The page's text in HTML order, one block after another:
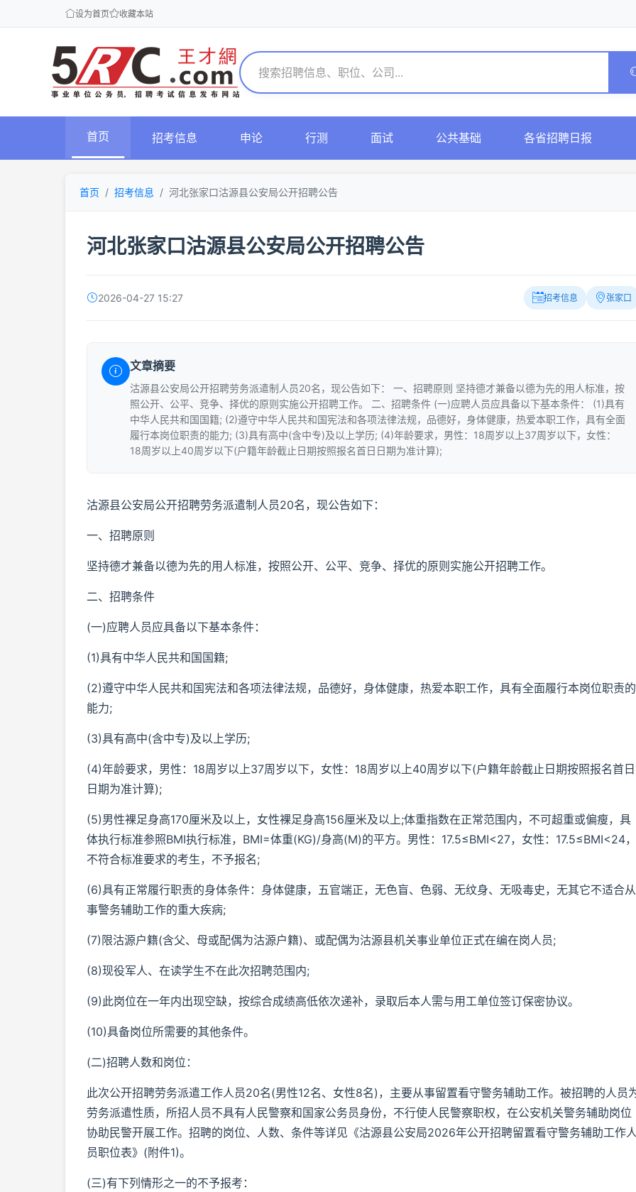
设为首页 收藏本站
首页 招考信息 申论 行测 面试 公共基础 各省招聘日报
首页 招考信息 河北张家口沽源县公安局公开招聘公告
河北张家口沽源县公安局公开招聘公告
2026-04-27 15:27 招考信息 张家口
文章摘要
沽源县公安局公开招聘劳务派遣制人员20名，现公告如下： 一、招聘原则 坚持德才兼备以德为先的用人标准，按
照公开、公平、竞争、择优的原则实施公开招聘工作。 二、招聘条件 (一)应聘人员应具备以下基本条件： (1)具有
中华人民共和国国籍; (2)遵守中华人民共和国宪法和各项法律法规，品德好，身体健康，热爱本职工作，具有全面
履行本岗位职责的能力; (3)具有高中(含中专)及以上学历; (4)年龄要求，男性：18周岁以上37周岁以下，女性：
18周岁以上40周岁以下(户籍年龄截止日期按照报名首日日期为准计算);
沽源县公安局公开招聘劳务派遣制人员20名，现公告如下：
一、招聘原则
坚持德才兼备以德为先的用人标准，按照公开、公平、竞争、择优的原则实施公开招聘工作。
二、招聘条件
(一)应聘人员应具备以下基本条件：
(1)具有中华人民共和国国籍;
(2)遵守中华人民共和国宪法和各项法律法规，品德好，身体健康，热爱本职工作，具有全面履行本岗位职责的
能力;
(3)具有高中(含中专)及以上学历;
(4)年龄要求，男性：18周岁以上37周岁以下，女性：18周岁以上40周岁以下(户籍年龄截止日期按照报名首日
日期为准计算);
(5)男性裸足身高170厘米及以上，女性裸足身高156厘米及以上;体重指数在正常范围内，不可超重或偏瘦，具
体执行标准参照BMI执行标准，BMI=体重(KG)/身高(M)的平方。男性：17.5≤BMI<27，女性：17.5≤BMI<24，
不符合标准要求的考生，不予报名;
(6)具有正常履行职责的身体条件：身体健康，五官端正，无色盲、色弱、无纹身、无吸毒史，无其它不适合从
事警务辅助工作的重大疾病;
(7)限沽源户籍(含父、母或配偶为沽源户籍)、或配偶为沽源县机关事业单位正式在编在岗人员;
(8)现役军人、在读学生不在此次招聘范围内;
(9)此岗位在一年内出现空缺，按综合成绩高低依次递补，录取后本人需与用工单位签订保密协议。
(10)具备岗位所需要的其他条件。
(二)招聘人数和岗位：
此次公开招聘劳务派遣工作人员20名(男性12名、女性8名)，主要从事留置看守警务辅助工作。被招聘的人员
劳务派遣性质，所招人员不具有人民警察和国家公务员身份，不行使人民警察职权，在公安机关警务辅助岗位
协助民警开展工作。招聘的岗位、人数、条件等详见《沽源县公安局2026年公开招聘留置看守警务辅助工作
员职位表》(附件1)。
(三)有下列情形之一的不予报考：